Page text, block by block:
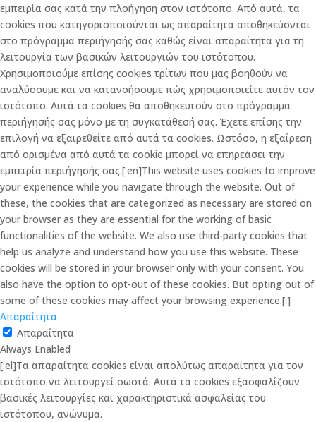
εμπειρία σας κατά την πλοήγηση στον ιστότοπο. Από αυτά, τα
cookies που κατηγοριοποιούνται ως απαραίτητα αποθηκεύονται
στο πρόγραμμα περιήγησής σας καθώς είναι απαραίτητα για τη
λειτουργία των βασικών λειτουργιών του ιστότοπου.
Χρησιμοποιούμε επίσης cookies τρίτων που μας βοηθούν να
αναλύσουμε και να κατανοήσουμε πώς χρησιμοποιείτε αυτόν τον
ιστότοπο. Αυτά τα cookies θα αποθηκευτούν στο πρόγραμμα
περιήγησής σας μόνο με τη συγκατάθεσή σας. Έχετε επίσης την
επιλογή να εξαιρεθείτε από αυτά τα cookies. Ωστόσο, η εξαίρεση
από ορισμένα από αυτά τα cookie μπορεί να επηρεάσει την
εμπειρία περιήγησής σας.[:en]This website uses cookies to improve
your experience while you navigate through the website. Out of
these, the cookies that are categorized as necessary are stored on
your browser as they are essential for the working of basic
functionalities of the website. We also use third-party cookies that
help us analyze and understand how you use this website. These
cookies will be stored in your browser only with your consent. You
also have the option to opt-out of these cookies. But opting out of
some of these cookies may affect your browsing experience.[:]
Απαραίτητα
Απαραίτητα
Always Enabled
[:el]Τα απαραίτητα cookies είναι απολύτως απαραίτητα για τον
ιστότοπο να λειτουργεί σωστά. Αυτά τα cookies εξασφαλίζουν
βασικές λειτουργίες και χαρακτηριστικά ασφαλείας του
ιστότοπου, ανώνυμα.